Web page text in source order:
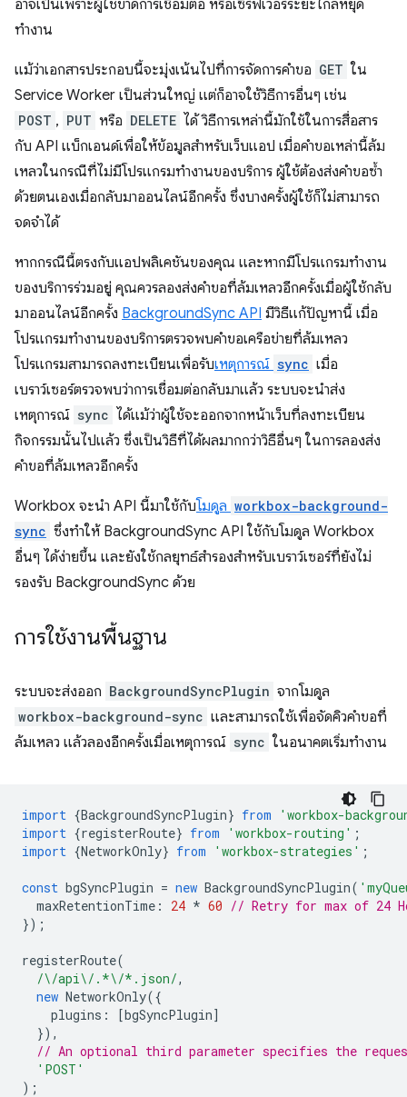
อาจเป็นเพราะผู้ใช้ขาดการเชื่อมต่อ หรือเซิร์ฟเวอร์ระยะไกลหยุด
ทำงาน
แม้ว่าเอกสารประกอบนี้จะมุ่งเน้นไปที่การจัดการคำขอ GET ใน
Service Worker เป็นส่วนใหญ่ แต่ก็อาจใช้วิธีการอื่นๆ เช่น
POST , PUT หรือ DELETE ได้ วิธีการเหล่านี้มักใช้ในการสื่อสาร
กับ API แบ็กเอนด์เพื่อให้ข้อมูลสำหรับเว็บแอป เมื่อคำขอเหล่านี้ล้ม
เหลวในกรณีที่ไม่มีโปรแกรมทำงานของบริการ ผู้ใช้ต้องส่งคำขอซ้ำ
ด้วยตนเองเมื่อกลับมาออนไลน์อีกครั้ง ซึ่งบางครั้งผู้ใช้ก็ไม่สามารถ
จดจำได้
หากกรณีนี้ตรงกับแอปพลิเคชันของคุณ และหากมีโปรแกรมทำงาน
ของบริการร่วมอยู่ คุณควรลองส่งคำขอที่ล้มเหลวอีกครั้งเมื่อผู้ใช้กลับ
มาออนไลน์อีกครั้ง BackgroundSync API มีวิธีแก้ปัญหานี้ เมื่อ
โปรแกรมทำงานของบริการตรวจพบคำขอเครือข่ายที่ล้มเหลว
โปรแกรมสามารถลงทะเบียนเพื่อรับเหตุการณ์ sync เมื่อ
เบราว์เซอร์ตรวจพบว่าการเชื่อมต่อกลับมาแล้ว ระบบจะนำส่ง
เหตุการณ์ sync ได้แม้ว่าผู้ใช้จะออกจากหน้าเว็บที่ลงทะเบียน
กิจกรรมนั้นไปแล้ว ซึ่งเป็นวิธีที่ได้ผลมากกว่าวิธีอื่นๆ ในการลองส่ง
คำขอที่ล้มเหลวอีกครั้ง
Workbox จะนำ API นี้มาใช้กับโมดูล workbox-background-
sync ซึ่งทำให้ BackgroundSync API ใช้กับโมดูล Workbox
อื่นๆ ได้ง่ายขึ้น และยังใช้กลยุทธ์สำรองสำหรับเบราว์เซอร์ที่ยังไม่
รองรับ BackgroundSync ด้วย
การใช้งานพื้นฐาน
ระบบจะส่งออก BackgroundSyncPlugin จากโมดูล
workbox-background-sync และสามารถใช้เพื่อจัดคิวคำขอที่
ล้มเหลว แล้วลองอีกครั้งเมื่อเหตุการณ์ sync ในอนาคตเริ่มทำงาน
import {BackgroundSyncPlugin} from
'workbox-
import {registerRoute} from 'workbox-routing' ;
import {NetworkOnly} from 'workbox-strategies' ;
const bgSyncPlugin = new BackgroundSyncPlugin(
maxRetentionTime : 24 * 60 // Retry for max of 24
});
registerRoute(
/\/api\/.*\/*.json/,
new NetworkOnly({
plugins : [bgSyncPlugin]
}),
// An optional third parameter specifies the
'POST'
);